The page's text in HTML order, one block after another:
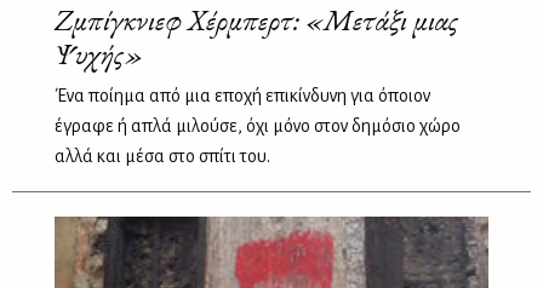
Ζμπίγκνιεφ Χέρμπερτ: «Μετάξι μιας
Ψυχής»
Ένα ποίημα από μια εποχή επικίνδυνη για όποιον
έγραφε ή απλά μιλούσε, όχι μόνο στον δημόσιο χώρο
αλλά και μέσα στο σπίτι του.